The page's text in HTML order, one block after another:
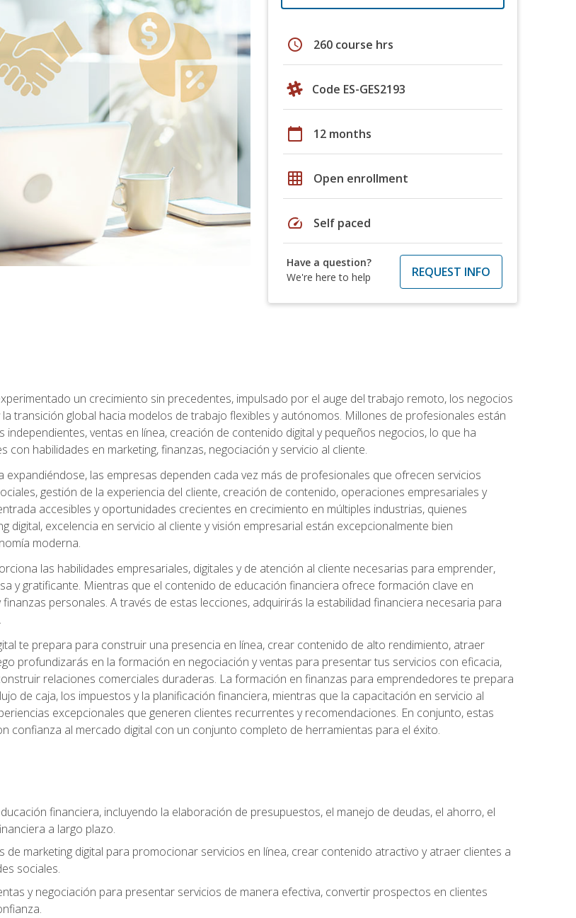
schedule 260 course hrs
Code ES-GES2193
calendar_today 12 months
grid_on Open enrollment
speed Self paced
Have a question?
We're here to help
REQUEST INFO
un crecimiento sin precedentes, impulsado por el auge del trabajo remoto, los negocios
transición global hacia modelos de trabajo flexibles y autónomos. Millones de profesionales están
ventas en línea, creación de contenido digital y pequeños negocios, lo que ha
habilidades en marketing, finanzas, negociación y servicio al cliente.
expandiéndose, las empresas dependen cada vez más de profesionales que ofrecen servicios
gestión de la experiencia del cliente, creación de contenido, operaciones empresariales y
accesibles y oportunidades crecientes en crecimiento en múltiples industrias, quienes
digital, excelencia en servicio al cliente y visión empresarial están excepcionalmente bien
moderna.
las habilidades empresariales, digitales y de atención al cliente necesarias para emprender,
y gratificante. Mientras que el contenido de educación financiera ofrece formación clave en
personales. A través de estas lecciones, adquirirás la estabilidad financiera necesaria para
te prepara para construir una presencia en línea, crear contenido de alto rendimiento, atraer
profundizarás en la formación en negociación y ventas para presentar tus servicios con eficacia,
relaciones comerciales duraderas. La formación en finanzas para emprendedores te prepara
de caja, los impuestos y la planificación financiera, mientras que la capacitación en servicio al
excepcionales que generen clientes recurrentes y recomendaciones. En conjunto, estas
confianza al mercado digital con un conjunto completo de herramientas para el éxito.
financiera, incluyendo la elaboración de presupuestos, el manejo de deudas, el ahorro, el
a largo plazo.
de marketing digital para promocionar servicios en línea, crear contenido atractivo y atraer clientes a
sociales.
y negociación para presentar servicios de manera efectiva, convertir prospectos en clientes